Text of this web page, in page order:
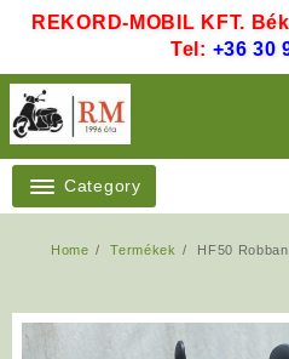
REKORD-MOBIL KFT.
Tel: +36 30
Category
Home Termékek
HF50